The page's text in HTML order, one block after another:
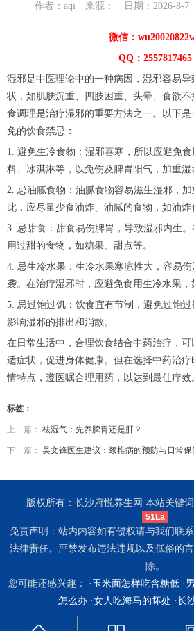
作者：aqi 来源： 日期：2026-8-7
微信：
QQ：2557817465
湿邪是中医理论中的一种病因，湿邪容易
状，如肌肤沉重、四肢困重、头晕、食欲
食调理是治疗湿邪的重要方法之一。以下
免的饮食禁忌：
1. 避免生冷食物：湿邪喜寒，所以应避免
料、冰淇淋等，以免伤及脾胃阳气，加重湿
2. 忌油腻食物：油腻食物容易滋生湿邪，
此，应尽量少食油炸、油腻的食物，如油炸
3. 忌甜食：甜食易伤脾胃，导致湿邪内生
用过甜的食物，如糖果、甜点等。
4. 忌生冷水果：生冷水果寒凉性大，容易
袭。在治疗湿邪时，应避免食用生冷水果，
5. 忌过饱过饥：饮食宜有节制，避免过饱过
影响湿邪的排出和消散。
在日常生活中，合理饮食结合中药治疗，
适症状，促进身体健康。但在选择中药治
情特点，遵医嘱合理用药，以达到最佳疗效
标签：
上一篇： 祛湿气：先养脾胃还是肝？
下一篇： 吴文锋医生建议：颈椎病的预防与日常保
版权所有：长沙府悦养生网 本站关键词
51La
免责声明：站内内容如有侵权请与我们联
法律责任。严禁发布违法违规以及低俗的
除。
您可能还感兴趣： · 玉米面怎样吃含糖低 ·
怎么办·女人吃海马的坏处 ·长